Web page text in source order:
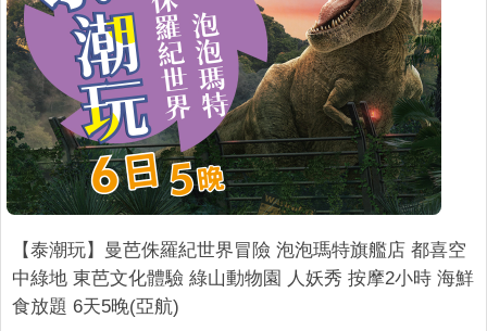
【泰潮玩】曼芭侏羅紀世界冒險 泡泡瑪特旗艦店 都喜空
中綠地 東芭文化體驗 綠山動物園 人妖秀 按摩2小時 海鮮
食放題 6天5晚(亞航)